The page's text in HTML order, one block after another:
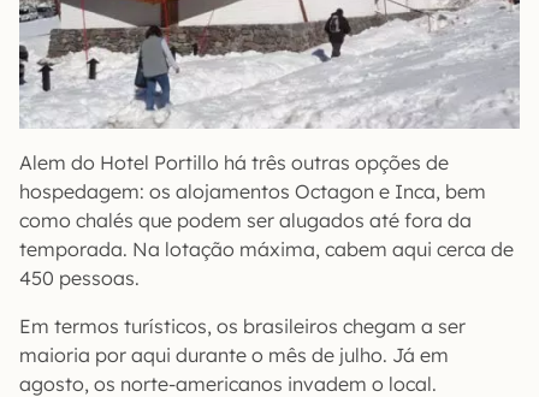
Alem do Hotel Portillo há três outras opções de
hospedagem: os alojamentos Octagon e Inca, bem
como chalés que podem ser alugados até fora da
temporada. Na lotação máxima, cabem aqui cerca de
450 pessoas.
Em termos turísticos, os brasileiros chegam a ser
maioria por aqui durante o mês de julho. Já em
agosto, os norte-americanos invadem o local.